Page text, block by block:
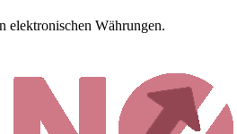
elektronischen Währungen.